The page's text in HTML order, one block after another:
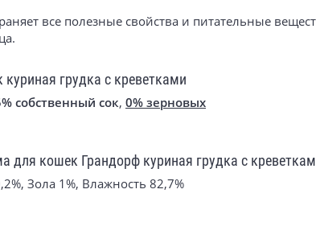
все полезные свойства и питательные
грудка с креветками
собственный сок, 0% зерновых
для кошек Грандорф куриная грудка с
Зола 1%, Влажность 82,7%